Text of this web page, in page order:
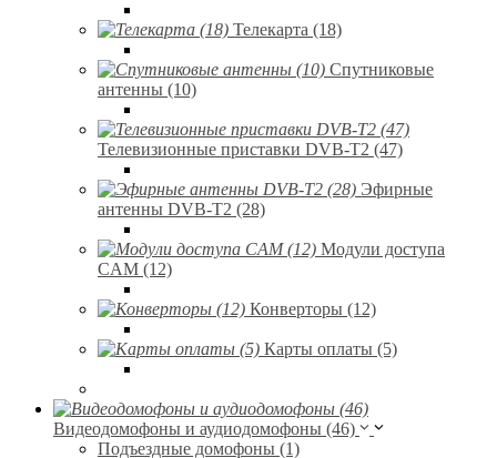
Телекарта (18)
Спутниковые
антенны (10)
Телевизионные приставки DVB-T2 (47)
Эфирные
антенны DVB-T2 (28)
Модули доступа
CAM (12)
Конверторы (12)
Карты оплаты (5)
Видеодомофоны и аудиодомофоны (46)
Подъездные домофоны (1)